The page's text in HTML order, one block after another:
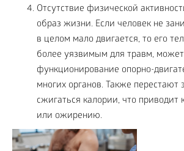
Отсутствие физической
образ жизни. Если человек не
в целом мало двигается, то его
более уязвимым для травм,
функционирование опорно-
многих органов. Также
сжигаться калории, что
или ожирению.